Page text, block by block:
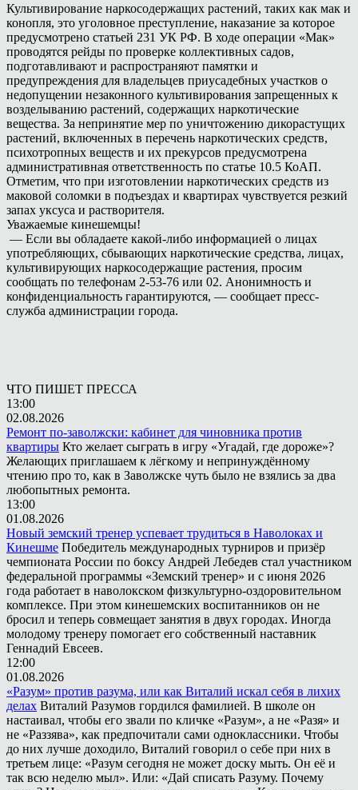
Культивирование наркосодержащих растений, таких как мак и
конопля, это уголовное преступление, наказание за которое
предусмотрено статьей 231 УК РФ. В ходе операции «Мак»
проводятся рейды по проверке коллективных садов,
подготавливают и распространяют памятки и
предупреждения для владельцев приусадебных участков о
недопущении незаконного культивирования запрещенных к
возделыванию растений, содержащих наркотические
вещества. За непринятие мер по уничтожению дикорастущих
растений, включенных в перечень наркотических средств,
психотропных веществ и их прекурсов предусмотрена
административная ответственность по статье 10.5 КоАП.
Отметим, что при изготовлении наркотических средств из
маковой соломки в подъездах и квартирах чувствуется резкий
запах уксуса и растворителя.
Уважаемые кинешемцы!
— Если вы обладаете какой-либо информацией о лицах
употребляющих, сбывающих наркотические средства, лицах,
культивирующих наркосодержащие растения, просим
сообщать по телефонам 2-53-76 или 02. Анонимность и
конфиденциальность гарантируются, — сообщает пресс-
служба администрации города.
ЧТО ПИШЕТ ПРЕССА
13:00
02.08.2026
Ремонт по-заволжски: кабинет для чиновника против
квартиры Кто желает сыграть в игру «Угадай, где дороже»?
Желающих приглашаем к лёгкому и непринуждённому
чтению про то, как в Заволжске чуть было не взялись за два
любопытных ремонта.
13:00
01.08.2026
Новый земский тренер успевает трудиться в Наволоках и
Кинешме Победитель международных турниров и призёр
чемпионата России по боксу Андрей Лебедев стал участником
федеральной программы «Земский тренер» и с июня 2026
года работает в наволокском физкультурно-оздоровительном
комплексе. При этом кинешемских воспитанников он не
бросил и теперь совмещает занятия в двух городах. Иногда
молодому тренеру помогает его собственный наставник
Геннадий Евсеев.
12:00
01.08.2026
«Разум» против разума, или как Виталий искал себя в лихих
делах Виталий Разумов гордился фамилией. В школе он
настаивал, чтобы его звали по кличке «Разум», а не «Разя» и
не «Раззява», как предпочитали сами одноклассники. Чтобы
до них лучше доходило, Виталий говорил о себе при них в
третьем лице: «Разум сегодня не может доску мыть. Он её и
так всю неделю мыл». Или: «Дай списать Разуму. Почему